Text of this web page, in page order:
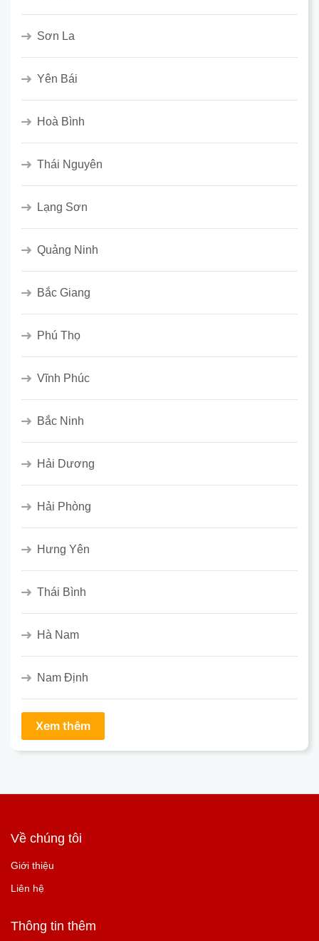
Sơn La
Yên Bái
Hoà Bình
Thái Nguyên
Lạng Sơn
Quảng Ninh
Bắc Giang
Phú Thọ
Vĩnh Phúc
Bắc Ninh
Hải Dương
Hải Phòng
Hưng Yên
Thái Bình
Hà Nam
Nam Định
Về chúng tôi
Giới thiệu
Liên hệ
Thông tin thêm